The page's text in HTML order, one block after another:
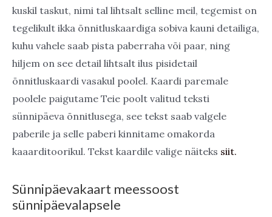
kuskil taskut, nimi tal lihtsalt selline meil, tegemist on
tegelikult ikka õnnitluskaardiga sobiva kauni detailiga,
kuhu vahele saab pista paberraha või paar, ning
hiljem on see detail lihtsalt ilus pisidetail
õnnitluskaardi vasakul poolel. Kaardi paremale
poolele paigutame Teie poolt valitud teksti
sünnipäeva õnnitlusega, see tekst saab valgele
paberile ja selle paberi kinnitame omakorda
kaaarditoorikul. Tekst kaardile valige näiteks siit.
Sünnipäevakaart meessoost
sünnipäevalapsele